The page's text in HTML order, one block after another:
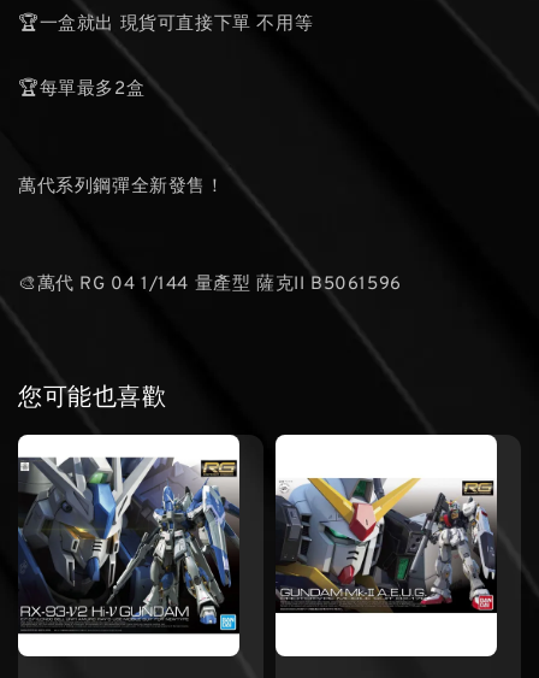
🏆一盒就出 現貨可直接下單 不用等
🏆每單最多2盒
萬代系列鋼彈全新發售！
🎨萬代 RG 04 1/144 量產型 薩克II B5061596
您可能也喜歡